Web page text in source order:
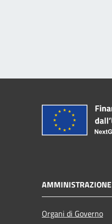
AMMINISTRAZIONE
Organi di Governo